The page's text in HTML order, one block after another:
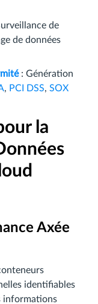
de
de données
: Génération
, PCI DSS, SOX
la
Axée
identifiables
informations